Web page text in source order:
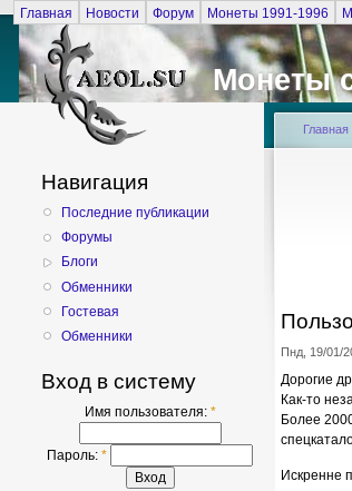
Главная Новости Форум Монеты 1991-1996
Монеты
Навигация
Последние публикации
Форумы
Блоги
Обменники
Гостевая
Обменники
Вход в систему
Имя пользователя: *
Пароль: *
Главная
Пнд, 19/01/
Дорогие
Как-то
Более
Искренне